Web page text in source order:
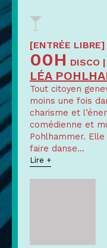
[ENTRÉE LIBRE]
00H DISCO
LÉA
Tout citoyen
moins une fois
charisme et
comédienne et
Pohlhammer.
faire danse...
Lire +